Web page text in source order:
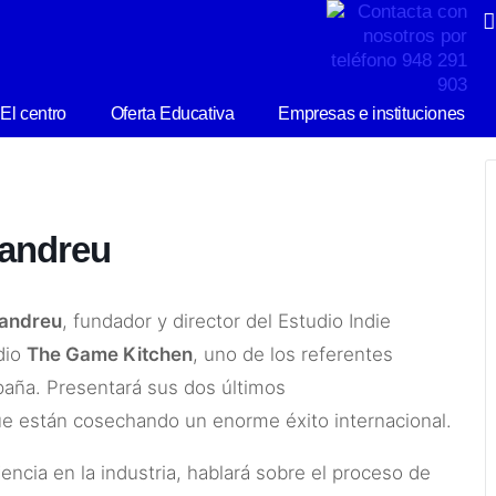
F
a
El centro Oferta Educativa Empresas e instituciones
, fundador y director del Estudio Indie
The Game Kitchen, uno de los referentes
Presentará sus dos últimos
están cosechando un enorme éxito internacional.
en la industria, hablará sobre el proceso de